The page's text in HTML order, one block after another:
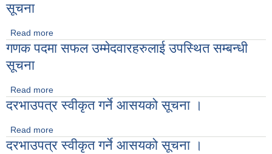
सूचना
Read more
गणक पदमा सफल उम्मेदवारहरुलाई उपस्थित सम्बन्धी
सूचना
Read more
दरभाउपत्र स्वीकृत गर्ने आसयको सूचना ।
Read more
दरभाउपत्र स्वीकृत गर्ने आसयको सूचना ।